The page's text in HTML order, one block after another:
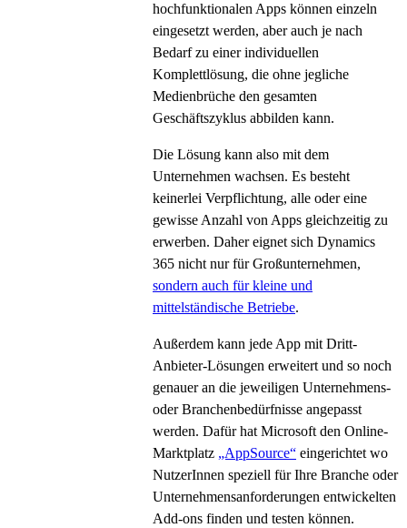
hochfunktionalen Apps können einzeln
eingesetzt werden, aber auch je nach
Bedarf zu einer individuellen
Komplettlösung, die ohne jegliche
Medienbrüche den gesamten
Geschäftszyklus abbilden kann.
Die Lösung kann also mit dem
Unternehmen wachsen. Es besteht
keinerlei Verpflichtung, alle oder eine
gewisse Anzahl von Apps gleichzeitig zu
erwerben. Daher eignet sich Dynamics
365 nicht nur für Großunternehmen,
sondern auch für kleine und
mittelständische Betriebe.
Außerdem kann jede App mit Dritt-
Anbieter-Lösungen erweitert und so noch
genauer an die jeweiligen Unternehmens-
oder Branchenbedürfnisse angepasst
werden. Dafür hat Microsoft den Online-
Marktplatz „AppSource“ eingerichtet wo
NutzerInnen speziell für Ihre Branche oder
Unternehmensanforderungen entwickelten
Add-ons finden und testen können.